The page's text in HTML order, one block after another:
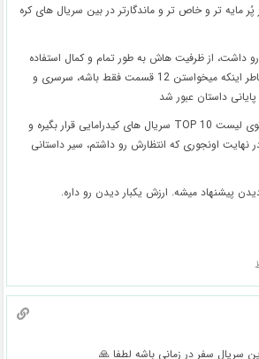
پُر مایه تر و خاص تر و ماندگارتر در بین سریال های کره
داشت، از ظرفیت هاش به طور تمام و کمال استفاده
نشد و دو قسمت پایانی، بخاطر اینکه میخواستن 12 قسمت فقط باشه، سرسری و
داستان عبور شد
میگم حیف؛ چون میتونست توی لیست TOP 10 سریال های کیدرامایی قرار بگیره و
نهایت اونجوری که انتظارش رو داشتم، سیر داستانی
پیشنهاد میشه. ارزش یکبار دیدن رو داره.
سریال سفر در زمانی باشه لطفا 🙏